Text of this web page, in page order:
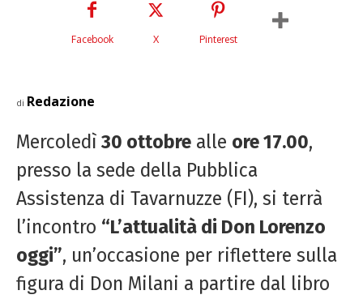
Facebook X Pinterest
di Redazione
Mercoledì 30 ottobre alle ore 17.00,
presso la sede della Pubblica
Assistenza di Tavarnuzze (FI), si terrà
l’incontro “L’attualità di Don Lorenzo
oggi”, un’occasione per riflettere sulla
figura di Don Milani a partire dal libro